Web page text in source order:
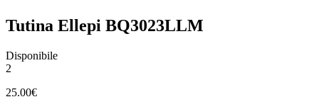
Tutina Ellepi BQ3023LLM
Disponibile
2
25.00€